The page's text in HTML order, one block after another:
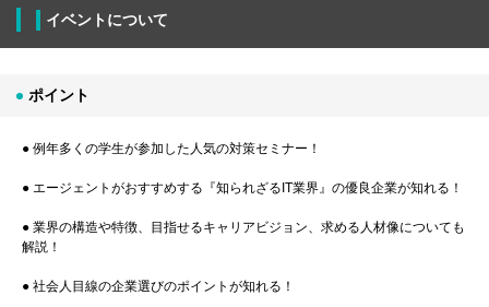
イベントについて
ポイント
● 例年多くの学生が参加した人気の対策セミナー！
● エージェントがおすすめする『知られざるIT業界』の優良企業が知れる！
● 業界の構造や特徴、目指せるキャリアビジョン、求める人材像についても
解説！
● 社会人目線の企業選びのポイントが知れる！